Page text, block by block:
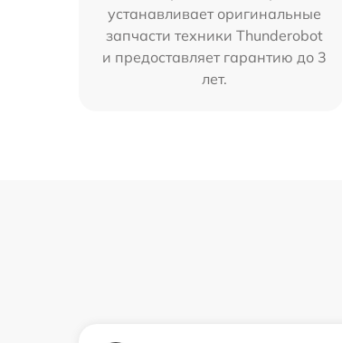
устанавливает оригинальные
запчасти техники Thunderobot
и предоставляет гарантию до 3
лет.